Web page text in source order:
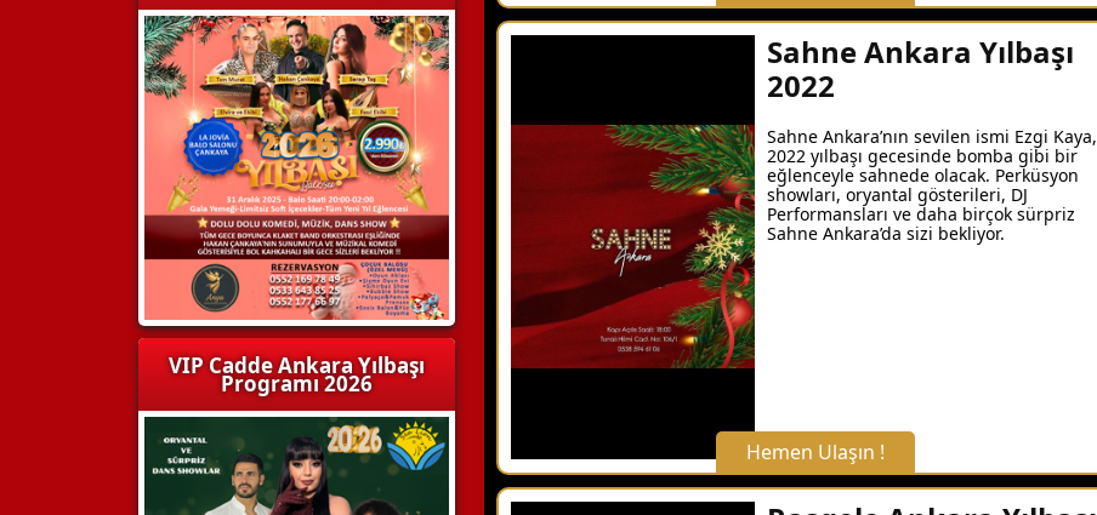
VIP Cadde Ankara Yılbaşı
Programı 2026
X Kapat
WhatsApp ile Bilgi Alın
Hemen Arayın
Detaylı Bilgi Alın
Sahne Ankara Yılbaşı
2022
Sahne Ankara’nın sevilen ismi Ezgi Kaya,
2022 yılbaşı gecesinde bomba gibi bir
eğlenceyle sahnede olacak. Perküsyon
showları, oryantal gösterileri, DJ
Performansları ve daha birçok sürpriz
Sahne Ankara’da sizi bekliyor.
Hemen Ulaşın !
X Kapat